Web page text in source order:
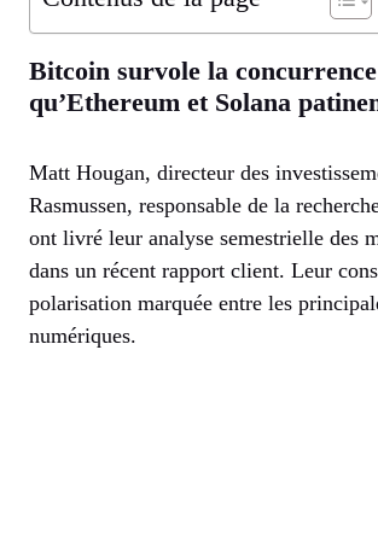
Bitcoin survole la
qu’Ethereum et Solana
Matt Hougan, directeur des
Rasmussen, responsable de la
ont livré leur analyse semestrielle des
dans un récent rapport client. Leur
polarisation marquée entre les
numériques.